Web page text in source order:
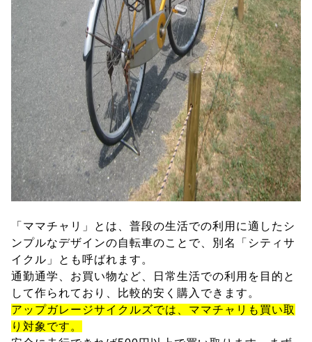
「ママチャリ」とは、普段の生活での利用に適したシ
ンプルなデザインの自転車のことで、別名「シティサ
イクル」とも呼ばれます。
通勤通学、お買い物など、日常生活での利用を目的と
して作られており、比較的安く購入できます。
アップガレージサイクルズでは、ママチャリも買い取
り対象です。